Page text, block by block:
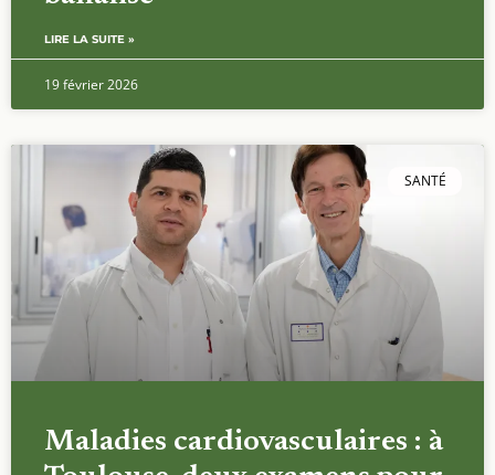
LIRE LA SUITE »
19 février 2026
SANTÉ
Maladies cardiovasculaires : à